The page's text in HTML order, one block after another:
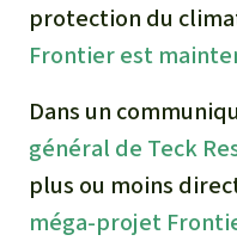
protection du
Frontier est
Dans un
général de Teck
plus ou moins
méga-projet